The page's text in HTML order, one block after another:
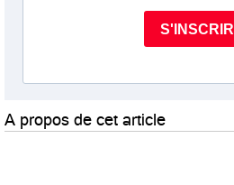
A propos de cet article